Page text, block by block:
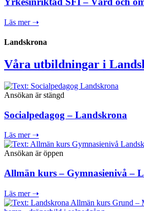
Läs mer ➝
Landskrona
Våra utbildningar i
Ansökan är stängd
Socialpedagog – Landskrona
Läs mer ➝
Ansökan är öppen
Allmän kurs – Gymnasienivå –
Läs mer ➝